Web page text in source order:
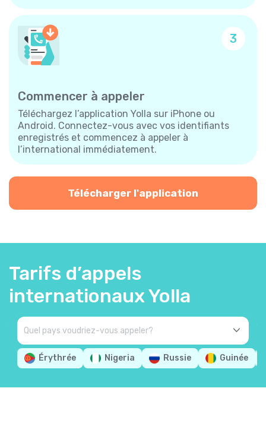
3
Commencer à appeler
Téléchargez l’application Yolla sur iPhone ou
Android. Connectez-vous avec vos identifiants
enregistrés et commencez à appeler à
l’international immédiatement.
Télécharger l'application
Tarifs d’appels
internationaux Yolla
Érythrée Nigeria Russie Guinée